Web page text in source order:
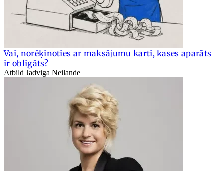
Vai, norēķinoties ar maksājumu karti, kases aparāts
ir obligāts?
Atbild Jadviga Neilande